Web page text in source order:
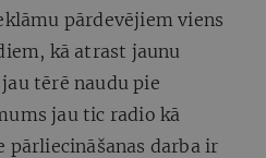
pārdevējiem viens
kā atrast jaunu
tērē naudu pie
jau tic radio kā
pārliecināšanas darba ir